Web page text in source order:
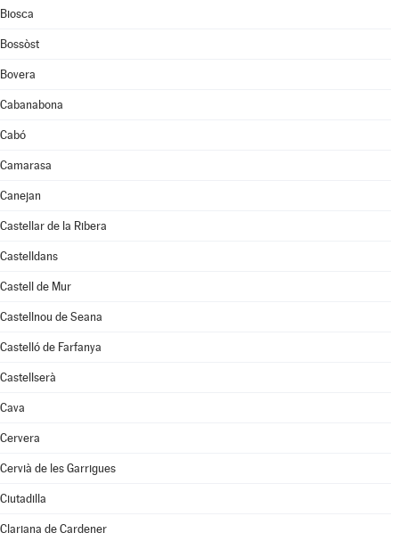
Biosca
Bossòst
Bovera
Cabanabona
Cabó
Camarasa
Canejan
Castellar de la Ribera
Castelldans
Castell de Mur
Castellnou de Seana
Castelló de Farfanya
Castellserà
Cava
Cervera
Cervià de les Garrigues
Ciutadilla
Clariana de Cardener